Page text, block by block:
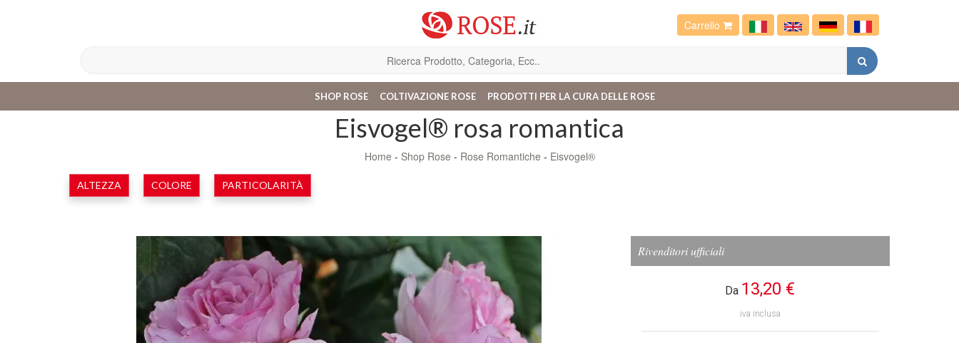
Carrello
SHOP ROSE COLTIVAZIONE ROSE PRODOTTI PER LA CURA DELLE ROSE
Eisvogel® rosa romantica
Home - Shop Rose - Rose Romantiche - Eisvogel®
ALTEZZA COLORE PARTICOLARITÀ
Rivenditori ufficiali
Da 13,20 €
iva inclusa